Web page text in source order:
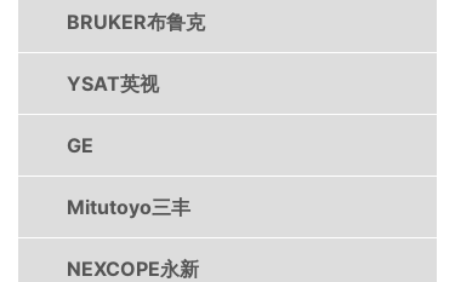
BRUKER布鲁克
YSAT英视
GE
Mitutoyo三丰
NEXCOPE永新